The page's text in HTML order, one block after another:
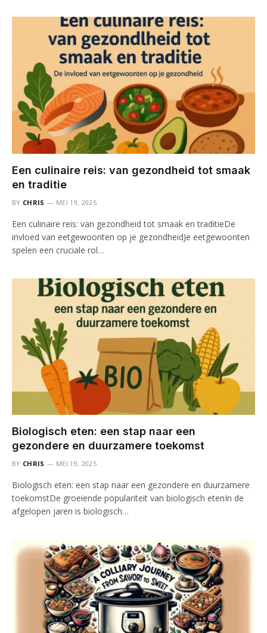
Een culinaire reis: van gezondheid tot smaak
en traditie
BY CHRIS MEI 19, 2025
Een culinaire reis: van gezondheid tot smaak en traditieDe
invloed van eetgewoonten op je gezondheidJe eetgewoonten
spelen een cruciale rol…
Biologisch eten: een stap naar een
gezondere en duurzamere toekomst
BY CHRIS MEI 19, 2025
Biologisch eten: een stap naar een gezondere en duurzamere
toekomstDe groeiende populariteit van biologisch etenIn de
afgelopen jaren is biologisch…